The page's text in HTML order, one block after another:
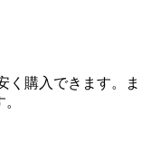
く購入できます。ま